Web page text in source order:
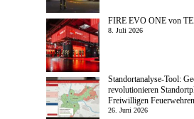
FIRE EVO ONE von
8. Juli 2026
Standortanalyse-Tool:
revolutionieren
Freiwilligen Feuerwehren
26. Juni 2026